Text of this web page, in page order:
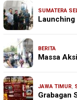
SUMATERA
Launching
BERITA
Massa
JAWA TIMUR,
Grabagan